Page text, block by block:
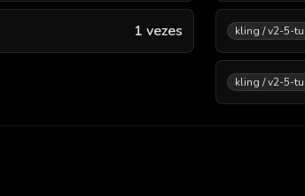
1 vezes kling / v2-5-
kling / v2-5-